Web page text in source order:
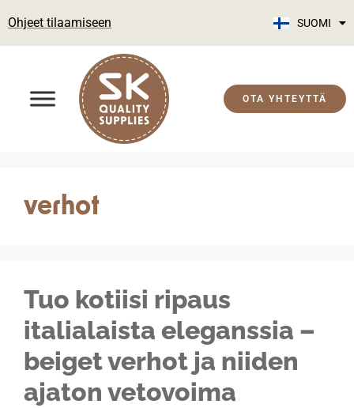
Ohjeet tilaamiseen SUOMI
ENGLISH
OTA YHTEYTTÄ
verhot
Tuo kotiisi ripaus
italialaista eleganssia –
beiget verhot ja niiden
ajaton vetovoima